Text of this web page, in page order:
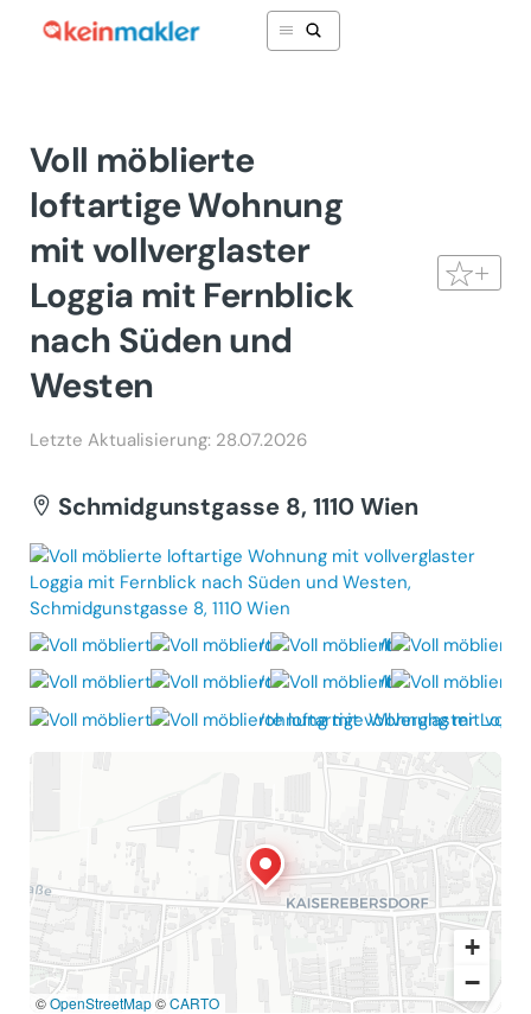
Voll möblierte
loftartige Wohnung
mit vollverglaster
Loggia mit Fernblick
nach Süden und
Westen
Letzte Aktualisierung: 28.07.2026
Schmidgunstgasse 8, 1110 Wien
©OpenStreetMap©CARTO
+
−